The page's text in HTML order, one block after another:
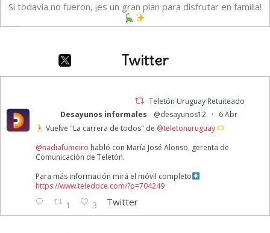
Si todavía no fueron, ¡es un gran plan para disfrutar en familia!
· Compartir
A veces creemos que estar bien significa sentirnos felices todo
el tiempo. Pero Intensamente nos recuerda que eso no es así.
Reconocer y gestionar las diferentes emociones nos permite
lograr una buena salud emocional.
1ro de agosto | Día Mundial de la Alegría
Foto
Compartir
Twitter
Teletón Uruguay Retuiteado
Desayunos informales
@desayunos12 ·
6 Abr
Vuelve "La carrera de todos" de @teletonuruguay
@nadiafumeiro habló con María José Alonso, gerenta de
Comunicación de Teletón.
Para más información mirá el móvil completo
https://www.teledoce.com/?p=704249
1 3 Twitter